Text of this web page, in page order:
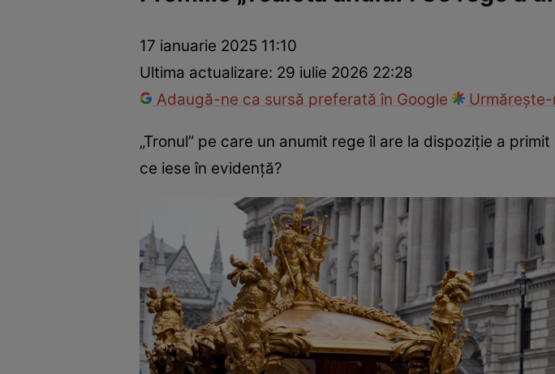
Dragoste și SexEvenimente
17 ianuarie 2025 11:10
Ultima actualizare: 29 iulie 2026 22:28
Adaugă-ne ca sursă preferată în Google
„Tronul” pe care un anumit rege îl are la dispoziție a
ce iese în evidență?